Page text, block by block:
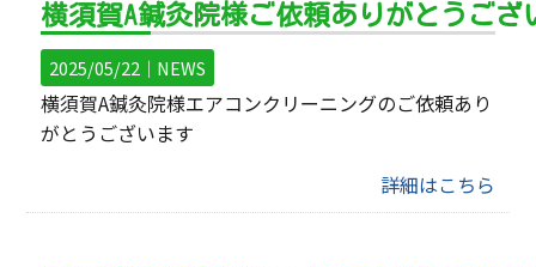
横須賀A鍼灸院様ご依頼ありがとうござ
2025/05/22｜ NEWS
横須賀A鍼灸院様エアコンクリーニングのご依頼あり
がとうございます
詳細はこちら